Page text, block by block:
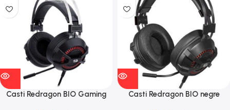
Casti Redragon BIO Gaming
Casti Redragon BIO negre